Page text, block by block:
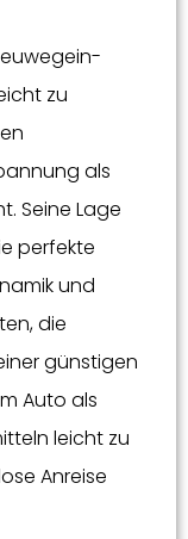
zu
als
Seine Lage
perfekte
und
die
günstigen
Auto als
leicht zu
Anreise